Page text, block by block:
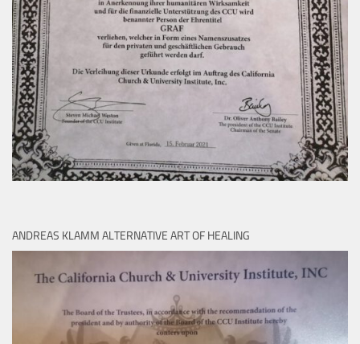
ANDREAS KLAMM ALTERNATIVE ART OF HEALING